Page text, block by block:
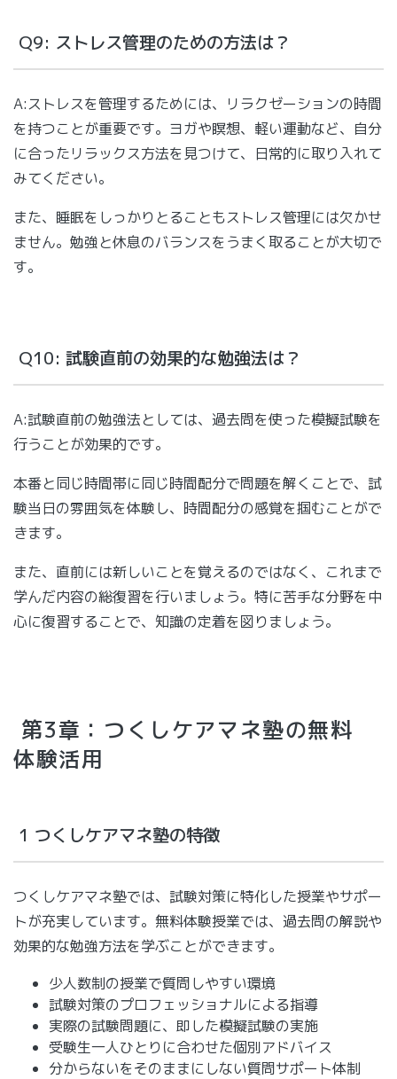
Q9: ストレス管理のための方法は？
A:ストレスを管理するためには、リラクゼーションの時間
を持つことが重要です。ヨガや瞑想、軽い運動など、自分
に合ったリラックス方法を見つけて、日常的に取り入れて
みてください。
また、睡眠をしっかりとることもストレス管理には欠かせ
ません。勉強と休息のバランスをうまく取ることが大切で
す。
Q10: 試験直前の効果的な勉強法は？
A:試験直前の勉強法としては、過去問を使った模擬試験を
行うことが効果的です。
本番と同じ時間帯に同じ時間配分で問題を解くことで、試
験当日の雰囲気を体験し、時間配分の感覚を掴むことがで
きます。
また、直前には新しいことを覚えるのではなく、これまで
学んだ内容の総復習を行いましょう。特に苦手な分野を中
心に復習することで、知識の定着を図りましょう。
第3章：つくしケアマネ塾の無料
体験活用
1 つくしケアマネ塾の特徴
つくしケアマネ塾では、試験対策に特化した授業やサポー
トが充実しています。無料体験授業では、過去問の解説や
効果的な勉強方法を学ぶことができます。
少人数制の授業で質問しやすい環境
試験対策のプロフェッショナルによる指導
実際の試験問題に、即した模擬試験の実施
受験生一人ひとりに合わせた個別アドバイス
分からないをそのままにしない質問サポート体制